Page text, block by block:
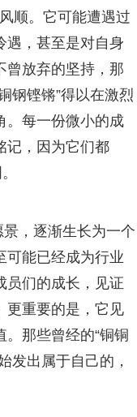
顺。它可能遭遇过
遇，甚至是对自身
曾放弃的坚持，那
钢铿锵”得以在激烈
。每一份微小的成
记，因为它们都
，逐渐生长为一个
可能已经成为行业
员们的成长，见证
更重要的是，它见
那些曾经的“铜铜
发出属于自己的，